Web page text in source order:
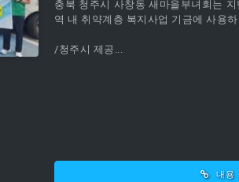
충북 청주시 사창동 새마을부녀회는
역 내 취약계층 복지사업 기금에 사용
/청주시 제공...
내용